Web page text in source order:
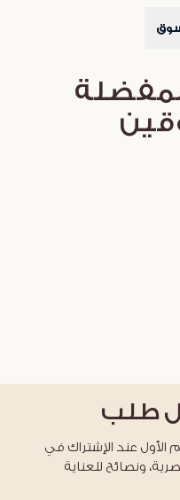
طلب
على طلبكم الأول عند الإشتراك في
ونصائح للعناية